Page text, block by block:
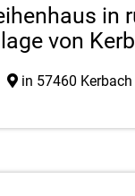
in
von
in 57460 Kerbach